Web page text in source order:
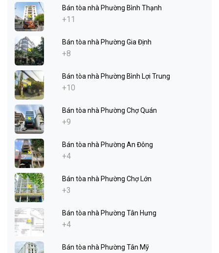
Bán tòa nhà Phường Bình Thạnh
+11
Bán tòa nhà Phường Gia Định
+8
Bán tòa nhà Phường Bình Lợi Trung
+10
Bán tòa nhà Phường Chợ Quán
+9
Bán tòa nhà Phường An Đông
+4
Bán tòa nhà Phường Chợ Lớn
+3
Bán tòa nhà Phường Tân Hưng
+4
Bán tòa nhà Phường Tân Mỹ